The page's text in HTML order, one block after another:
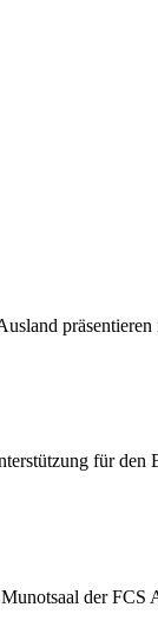
für
der